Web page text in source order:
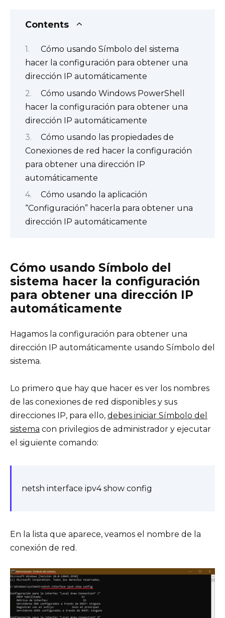
Contents
Cómo usando Símbolo del sistema
hacer la configuración para obtener una
dirección IP automáticamente
Cómo usando Windows PowerShell
hacer la configuración para obtener una
dirección IP automáticamente
Cómo usando las propiedades de
Conexiones de red hacer la configuración
para obtener una dirección IP
automáticamente
Cómo usando la aplicación
“Configuración” hacerla para obtener una
dirección IP automáticamente
Cómo usando Símbolo del
sistema hacer la configuración
para obtener una dirección IP
automáticamente
Hagamos la configuración para obtener una
dirección IP automáticamente usando Símbolo del
sistema.
Lo primero que hay que hacer es ver los nombres
de las conexiones de red disponibles y sus
direcciones IP, para ello, debes iniciar Símbolo del
sistema con privilegios de administrador y ejecutar
el siguiente comando:
netsh interface ipv4 show config
En la lista que aparece, veamos el nombre de la
conexión de red.